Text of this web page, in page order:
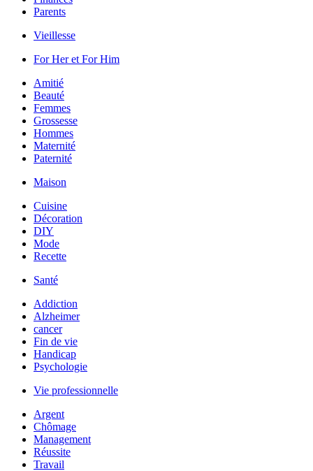
Parents
Vieillesse
For Her et For Him
Amitié
Beauté
Femmes
Grossesse
Hommes
Maternité
Paternité
Maison
Cuisine
Décoration
DIY
Mode
Recette
Santé
Addiction
Alzheimer
cancer
Fin de vie
Handicap
Psychologie
Vie professionnelle
Argent
Chômage
Management
Réussite
Travail